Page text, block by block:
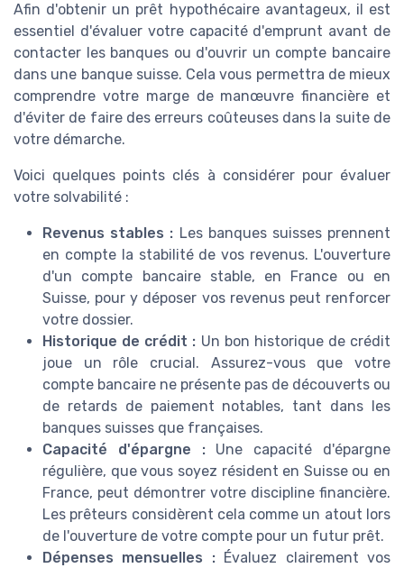
Afin d'obtenir un prêt hypothécaire avantageux, il est
essentiel d'évaluer votre capacité d'emprunt avant de
contacter les banques ou d'ouvrir un compte bancaire
dans une banque suisse. Cela vous permettra de mieux
comprendre votre marge de manœuvre financière et
d'éviter de faire des erreurs coûteuses dans la suite de
votre démarche.
Voici quelques points clés à considérer pour évaluer
votre solvabilité :
Revenus stables : Les banques suisses prennent
en compte la stabilité de vos revenus. L'ouverture
d'un compte bancaire stable, en France ou en
Suisse, pour y déposer vos revenus peut renforcer
votre dossier.
Historique de crédit : Un bon historique de crédit
joue un rôle crucial. Assurez-vous que votre
compte bancaire ne présente pas de découverts ou
de retards de paiement notables, tant dans les
banques suisses que françaises.
Capacité d'épargne :Une capacité d'épargne
régulière, que vous soyez résident en Suisse ou en
France, peut démontrer votre discipline financière.
Les prêteurs considèrent cela comme un atout lors
de l'ouverture de votre compte pour un futur prêt.
Dépenses mensuelles :Évaluez clairement vos